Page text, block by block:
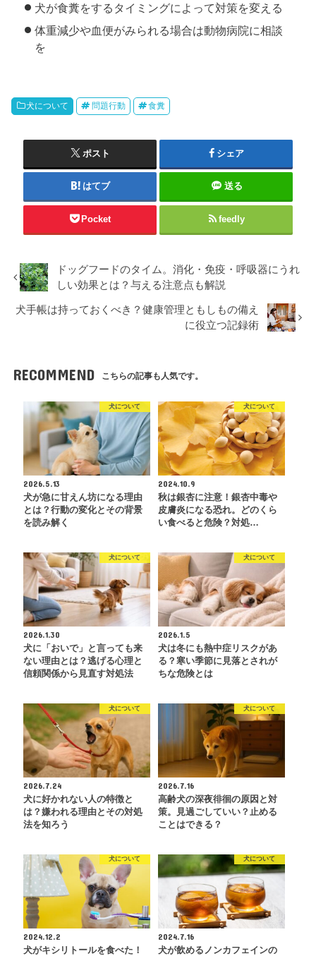
犬が食糞をするタイミングによって対策を変える
体重減少や血便がみられる場合は動物病院に相談
を
犬について 問題行動 食糞
ポスト シェア
はてブ 送る
Pocket feedly
ドッグフードのタイム。消化・免疫・呼吸器にうれ
しい効果とは？与える注意点も解説
犬手帳は持っておくべき？健康管理ともしもの備え
に役立つ記録術
RECOMMEND こちらの記事も人気です。
犬について
2026.5.13
犬が急に甘えん坊になる理由
とは？行動の変化とその背景
を読み解く
犬について
2024.10.9
秋は銀杏に注意！銀杏中毒や
皮膚炎になる恐れ。どのくら
い食べると危険？対処…
犬について
2026.1.30
犬に「おいで」と言っても来
ない理由とは？逃げる心理と
信頼関係から見直す対処法
犬について
2026.1.5
犬は冬にも熱中症リスクがあ
る？寒い季節に見落とされが
ちな危険とは
犬について
2026.7.24
犬に好かれない人の特徴と
は？嫌われる理由とその対処
法を知ろう
犬について
2026.7.16
高齢犬の深夜徘徊の原因と対
策。見過ごしていい？止める
ことはできる？
犬について
2024.12.2
犬がキシリトールを食べた！
犬について
2024.7.16
犬が飲めるノンカフェインの